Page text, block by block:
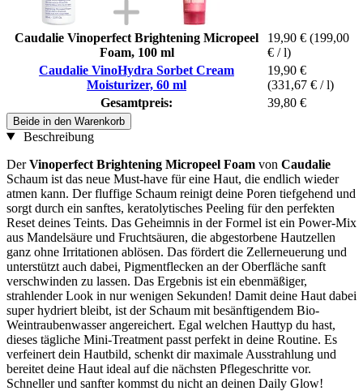
Caudalie Vinoperfect Brightening Micropeel
Foam, 100 ml
19,90 € (199,00
€ / l)
Caudalie VinoHydra Sorbet Cream
Moisturizer, 60 ml
19,90 €
(331,67 € / l)
Gesamtpreis:
39,80 €
Beide in den Warenkorb
Beschreibung
DerVinoperfect Brightening Micropeel Foam von Caudalie
Schaum ist das neue Must-have für eine Haut, die endlich wieder
atmen kann. Der fluffige Schaum reinigt deine Poren tiefgehend und
sorgt durch ein sanftes, keratolytisches Peeling für den perfekten
Reset deines Teints. Das Geheimnis in der Formel ist ein Power-Mix
aus Mandelsäure und Fruchtsäuren, die abgestorbene Hautzellen
ganz ohne Irritationen ablösen. Das fördert die Zellerneuerung und
unterstützt auch dabei, Pigmentflecken an der Oberfläche sanft
verschwinden zu lassen. Das Ergebnis ist ein ebenmäßiger,
strahlender Look in nur wenigen Sekunden! Damit deine Haut dabei
super hydriert bleibt, ist der Schaum mit besänftigendem Bio-
Weintraubenwasser angereichert. Egal welchen Hauttyp du hast,
dieses tägliche Mini-Treatment passt perfekt in deine Routine. Es
verfeinert dein Hautbild, schenkt dir maximale Ausstrahlung und
bereitet deine Haut ideal auf die nächsten Pflegeschritte vor.
Schneller und sanfter kommst du nicht an deinen Daily Glow!